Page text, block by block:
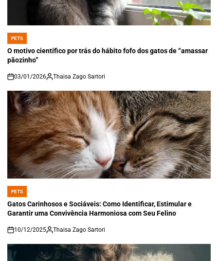
POSTED
IN
PETS
O motivo científico por trás do hábito fofo dos gatos de “amassar
pãozinho”
on
03/01/2026 Thaisa Zago Sartori
POSTED
IN
PETS
Gatos Carinhosos e Sociáveis: Como Identificar, Estimular e
Garantir uma Convivência Harmoniosa com Seu Felino
on
10/12/2025 Thaisa Zago Sartori